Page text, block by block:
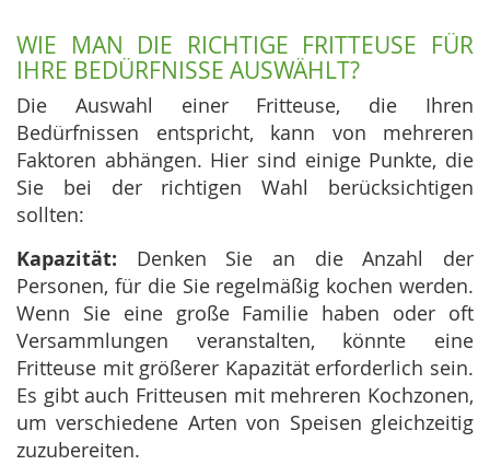
WIE MAN DIE RICHTIGE FRITTEUSE FÜR
IHRE BEDÜRFNISSE AUSWÄHLT?
Die Auswahl einer Fritteuse, die Ihren
Bedürfnissen entspricht, kann von mehreren
Faktoren abhängen. Hier sind einige Punkte, die
Sie bei der richtigen Wahl berücksichtigen
sollten:
Kapazität: Denken Sie an die Anzahl der
Personen, für die Sie regelmäßig kochen werden.
Wenn Sie eine große Familie haben oder oft
Versammlungen veranstalten, könnte eine
Fritteuse mit größerer Kapazität erforderlich sein.
Es gibt auch Fritteusen mit mehreren Kochzonen,
um verschiedene Arten von Speisen gleichzeitig
zuzubereiten.